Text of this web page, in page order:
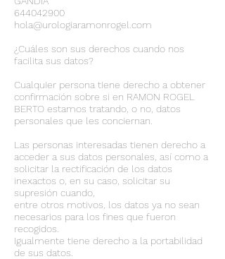
644042900
hola@urologiaramonrogel.com
¿Cuáles son sus derechos cuando nos
facilita sus datos?
Cualquier persona tiene derecho a obtener
confirmación sobre si en RAMON ROGEL
BERTO estamos tratando, o no, datos
personales que les conciernan.
Las personas interesadas tienen derecho a
acceder a sus datos personales, así como a
solicitar la rectificación de los datos
inexactos o, en su caso, solicitar su
supresión cuando,
entre otros motivos, los datos ya no sean
necesarios para los fines que fueron
recogidos.
Igualmente tiene derecho a la portabilidad
de sus datos.